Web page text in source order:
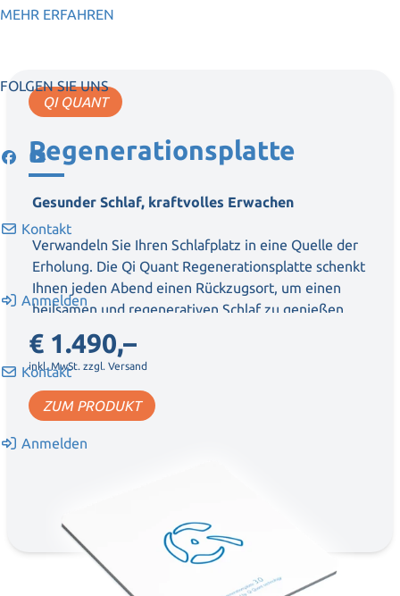
MEHR ERFAHREN
FOLGEN SIE UNS
Kontakt
Anmelden
Kontakt
Anmelden
QI QUANT
Regenerationsplatte
Gesunder Schlaf, kraftvolles Erwachen
Verwandeln Sie Ihren Schlafplatz in eine Quelle der
Erholung. Die Qi Quant Regenerationsplatte schenkt
Ihnen jeden Abend einen Rückzugsort, um einen
heilsamen und regenerativen Schlaf zu genießen.
€ 1.490,–
inkl. MwSt. zzgl. Versand
ZUM PRODUKT